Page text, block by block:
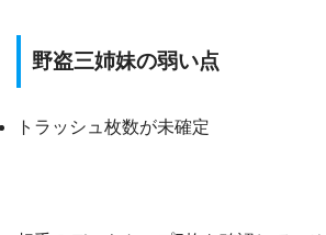
野盗三姉妹の弱い点
トラッシュ枚数が未確定